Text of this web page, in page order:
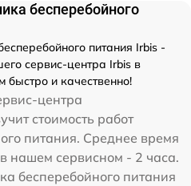
бесперебойного
питания Irbis -
сервис-центра Irbis в
и качественно!
центра
стоимость работ
питания. Среднее время
нашем сервисном - 2 часа.
бесперебойного питания